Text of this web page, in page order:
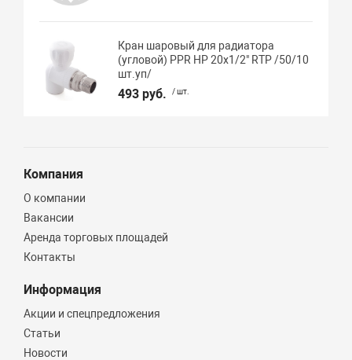
Кран шаровый для радиатора
(угловой) PPR НР 20х1/2" RTP /50/10
шт.уп/
493 руб. / шт.
Компания
О компании
Вакансии
Аренда торговых площадей
Контакты
Информация
Акции и спецпредложения
Статьи
Новости